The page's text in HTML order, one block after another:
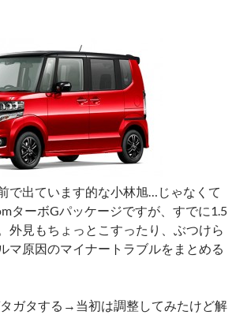
で出ています的な小林旭…じゃなくて
ターボGパッケージですが、すでに1.5
外見もちょっとこすったり、ぶつけら
マ原因のマイナートラブルをまとめる
ガタする→当初は調整してみたけど解